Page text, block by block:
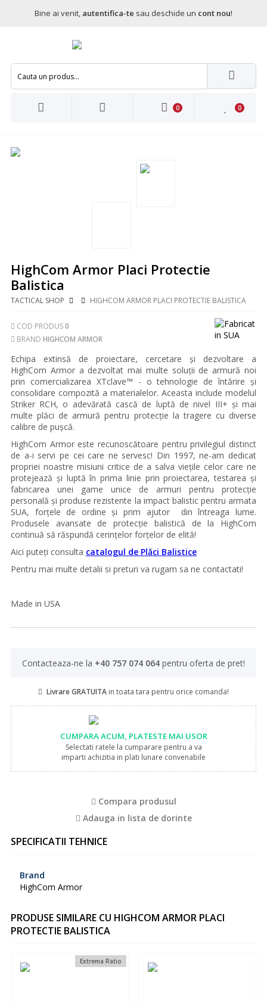
Bine ai venit, autentifica-te sau deschide un cont nou!
0 0
HighCom Armor Placi Protectie
Balistica
TACTICAL SHOP HIGHCOM ARMOR PLACI PROTECTIE BALISTICA
COD PRODUS0
BRAND HIGHCOM ARMOR
Echipa extinsă de proiectare, cercetare și dezvoltare a
HighCom Armor a dezvoltat mai multe soluții de armură noi
prin comercializarea XTclave™ - o tehnologie de întărire și
consolidare compozită a materialelor. Aceasta include modelul
Striker RCH, o adevărată cască de luptă de nivel III+ și mai
multe plăci de armură pentru protecție la tragere cu diverse
calibre de pușcă.
HighCom Armor este recunoscătoare pentru privilegiul distinct
de a-i servi pe cei care ne servesc! Din 1997, ne-am dedicat
propriei noastre misiuni critice de a salva viețile celor care ne
protejează și luptă în prima linie prin proiectarea, testarea și
fabricarea unei game unice de armuri pentru protecție
personală și produse rezistente la impact balistic pentru armata
SUA, forțele de ordine și prim ajutor din întreaga lume.
Produsele avansate de protecție balistică de la HighCom
continuă să răspundă cerințelor forțelor de elită!
Aici puteți consulta catalogul de Plăci Balistice
Pentru mai multe detalii si preturi va rugam sa ne contactati!
Made in USA
Contacteaza-ne la +40 757 074 064 pentru oferta de pret!
Livrare GRATUITA in toata tara pentru orice comanda!
CUMPARA ACUM, PLATESTE MAI USOR
Selectati ratele la cumparare pentru a va
imparti achizitia in plati lunare convenabile
Compara produsul
Adauga in lista de dorinte
SPECIFICATII TEHNICE
Brand
HighCom Armor
PRODUSE SIMILARE CU HIGHCOM ARMOR PLACI
PROTECTIE BALISTICA
Extrema Ratio